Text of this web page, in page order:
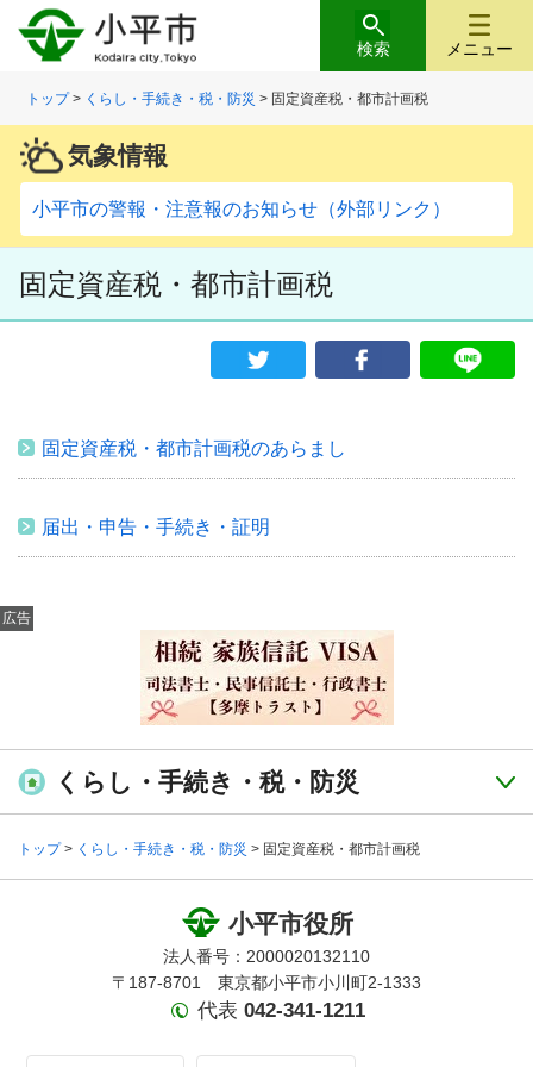
メニュー
検索
トップ> くらし・手続き・税・防災 > 固定資産税・都市計画税
気象情報
小平市の警報・注意報のお知らせ（外部リンク）
固定資産税・都市計画税
固定資産税・都市計画税のあらまし
届出・申告・手続き・証明
広告
くらし・手続き・税・防災
トップ> くらし・手続き・税・防災 > 固定資産税・都市計画税
小平市役所
法人番号：2000020132110
〒187-8701 東京都小平市小川町2-1333
代表 042-341-1211